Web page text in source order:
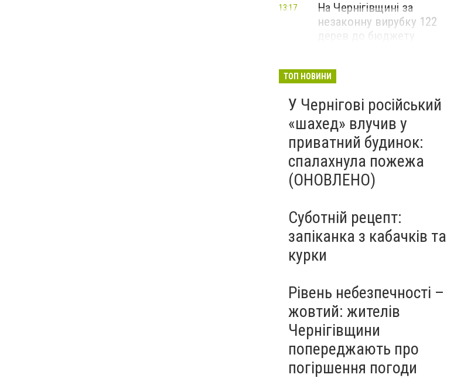
На Чернігівщині за
незаконну вирубку 122
дерев до бюджету
13:17
ТОП НОВИНИ
У Чернігові російський
«шахед» влучив у
приватний будинок:
спалахнула пожежа
(ОНОВЛЕНО)
Суботній рецепт:
запіканка з кабачків та
курки
Рівень небезпечності –
жовтий: жителів
Чернігівщини
попереджають про
погіршення погоди